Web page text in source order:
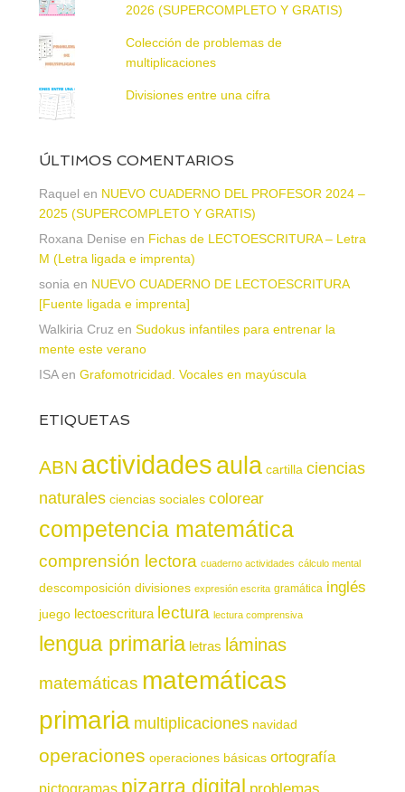
2026 (SUPERCOMPLETO Y GRATIS)
Colección de problemas de
multiplicaciones
Divisiones entre una cifra
ÚLTIMOS COMENTARIOS
Raquel en NUEVO CUADERNO DEL PROFESOR 2024 –
2025 (SUPERCOMPLETO Y GRATIS)
Roxana Denise en Fichas de LECTOESCRITURA – Letra
M (Letra ligada e imprenta)
sonia en NUEVO CUADERNO DE LECTOESCRITURA
[Fuente ligada e imprenta]
Walkiria Cruz en Sudokus infantiles para entrenar la
mente este verano
ISAen Grafomotricidad. Vocales en mayúscula
ETIQUETAS
ABN actividadesaula cartilla ciencias
naturales ciencias sociales colorear
competencia matemática
comprensión lectora cuaderno actividades cálculo mental
descomposición divisiones expresión escrita gramática inglés
juego lectoescritura lectura lectura comprensiva
lengua primaria letras láminas
matemáticas matemáticas
primaria multiplicaciones navidad
operaciones operaciones básicas ortografía
pictogramas pizarra digital